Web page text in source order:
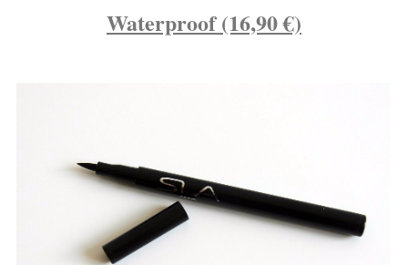
Waterproof (16,90 €)